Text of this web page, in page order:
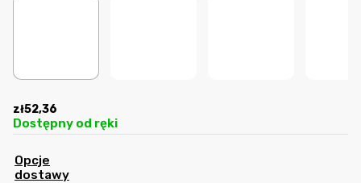
zł52,36
Dostępny od ręki
Opcje
dostawy